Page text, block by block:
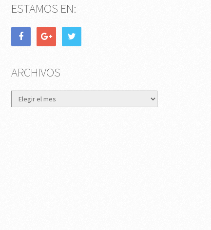
ESTAMOS EN:
ARCHIVOS
Archivos